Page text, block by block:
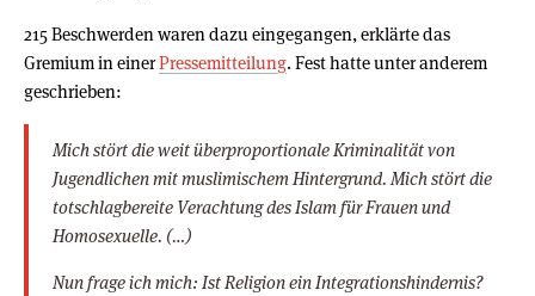
215 Beschwerden waren dazu eingegangen, erklärte das
Gremium in einerPressemitteilung. Fest hatte unter anderem
geschrieben:
Mich stört die weit überproportionale Kriminalität von
Jugendlichen mit muslimischem Hintergrund. Mich stört die
totschlagbereite Verachtung des Islam für Frauen und
Homosexuelle. (…)
Nun frage ich mich: Ist Religion ein Integrationshindernis?